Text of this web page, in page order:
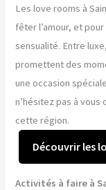
Les love rooms à
fêter l’amour, et
sensualité. Entre
promettent des
une occasion
n’hésitez pas à
cette région.
Découvrir les
Activités à faire à